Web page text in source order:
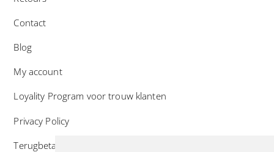
Contact
Blog
My account
Loyality Program voor trouw klanten
Privacy Policy
Terugbetaal- en retourneringsbeleid